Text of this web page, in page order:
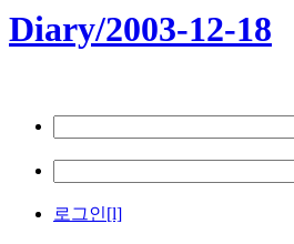
Diary/2003-12-18
로그인[l]